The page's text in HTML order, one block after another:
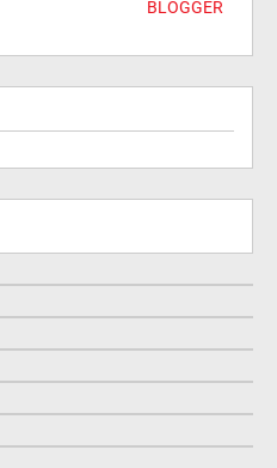
BLOGGER